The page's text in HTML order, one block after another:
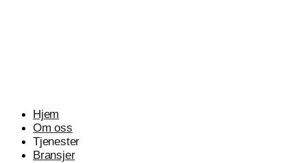
Hjem
Om oss
Tjenester
Bransjer